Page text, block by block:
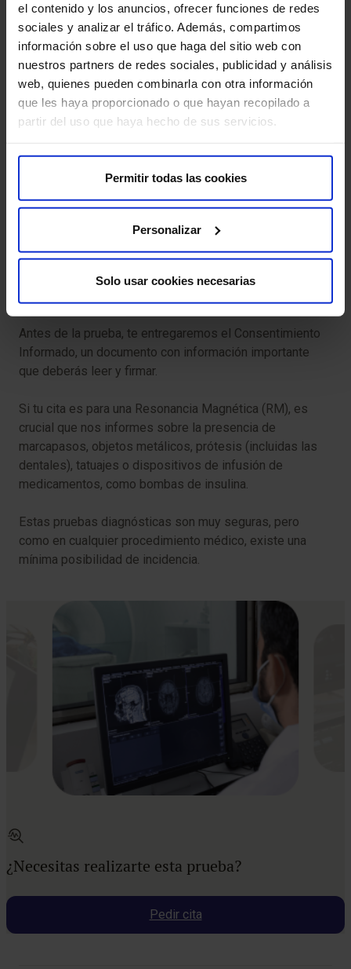
el contenido y los anuncios, ofrecer funciones de redes
sociales y analizar el tráfico. Además, compartimos
información sobre el uso que haga del sitio web con
nuestros partners de redes sociales, publicidad y análisis
web, quienes pueden combinarla con otra información
que les haya proporcionado o que hayan recopilado a
partir del uso que haya hecho de sus servicios.
Permitir todas las cookies
Personalizar
Solo usar cookies necesarias
Claustrofobia:
en caso de realizarse una resonancia
magnética, algunas personas pueden sentir ansiedad
por estar dentro del escáner.
Molestias musculares:
si se realiza una
electromiografía, podrías experimentar molestias
temporales en el sitio de inserción de los electrodos.
podría generar fatiga debido a su duración.
Para que tu prueba se desarrolle sin contratiempos, te
pedimos que llegues con antelación a la hora indicada.
Así podremos realizar la preparación administrativa y
Antes de la prueba, te entregaremos el Consentimiento
Informado, un documento con información importante
que deberás leer y firmar.
Si tu cita es para una Resonancia Magnética (RM), es
crucial que nos informes sobre la presencia de
marcapasos, objetos metálicos, prótesis (incluidas las
dentales), tatuajes o dispositivos de infusión de
medicamentos, como bombas de insulina.
Estas pruebas diagnósticas son muy seguras, pero
como en cualquier procedimiento médico, existe una
mínima posibilidad de incidencia.
¿Necesitas realizarte esta prueba?
Pedir cita